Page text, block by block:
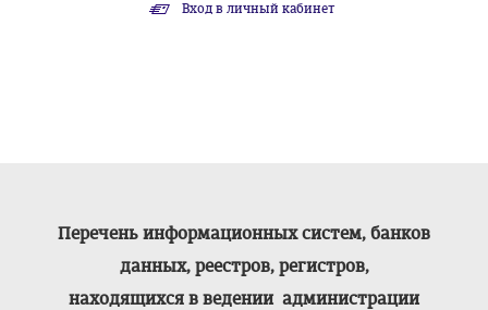
Вход в личный кабинет
Перечень информационных систем, банков
данных, реестров, регистров,
находящихся в ведении администрации